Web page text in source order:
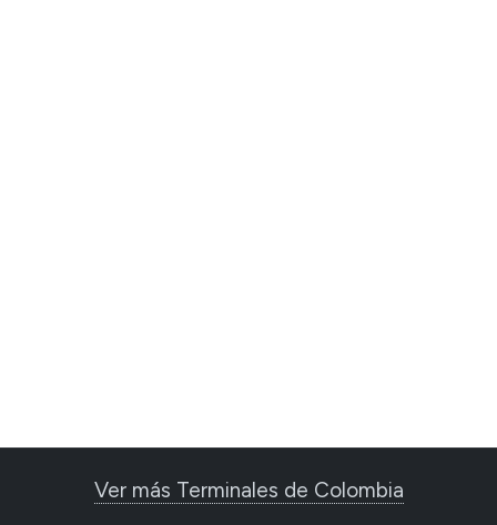
Ver más Terminales de Colombia